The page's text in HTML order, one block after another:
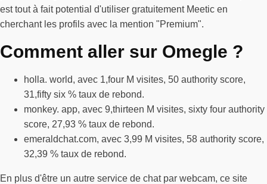
est tout à fait potential d'utiliser gratuitement Meetic en
cherchant les profils avec la mention "Premium".
Comment aller sur Omegle ?
holla. world, avec 1,four M visites, 50 authority score,
31,fifty six % taux de rebond.
monkey. app, avec 9,thirteen M visites, sixty four authority
score, 27,93 % taux de rebond.
emeraldchat.com, avec 3,99 M visites, 58 authority score,
32,39 % taux de rebond.
En plus d'être un autre service de chat par webcam, ce site